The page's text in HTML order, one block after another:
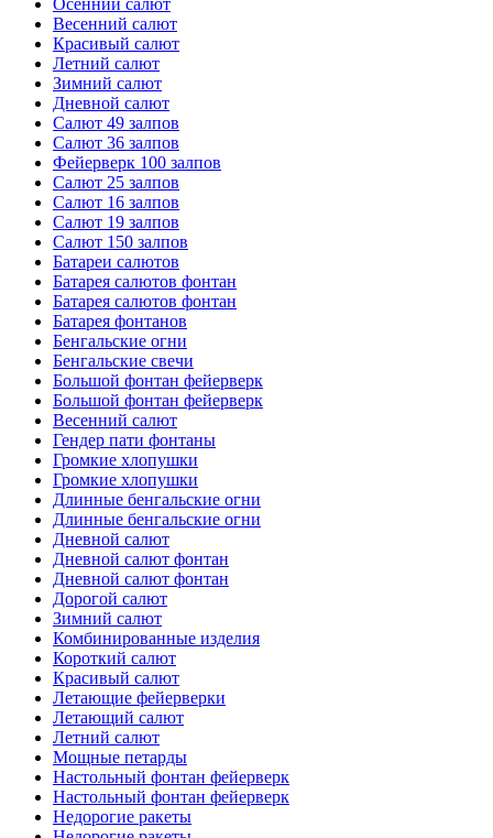
Осенний салют
Весенний салют
Красивый салют
Летний салют
Зимний салют
Дневной салют
Салют 49 залпов
Салют 36 залпов
Фейерверк 100 залпов
Салют 25 залпов
Салют 16 залпов
Салют 19 залпов
Салют 150 залпов
Батареи салютов
Батарея салютов фонтан
Батарея салютов фонтан
Батарея фонтанов
Бенгальские огни
Бенгальские свечи
Большой фонтан фейерверк
Большой фонтан фейерверк
Весенний салют
Гендер пати фонтаны
Громкие хлопушки
Громкие хлопушки
Длинные бенгальские огни
Длинные бенгальские огни
Дневной салют
Дневной салют фонтан
Дневной салют фонтан
Дорогой салют
Зимний салют
Комбинированные изделия
Короткий салют
Красивый салют
Летающие фейерверки
Летающий салют
Летний салют
Мощные петарды
Настольный фонтан фейерверк
Настольный фонтан фейерверк
Недорогие ракеты